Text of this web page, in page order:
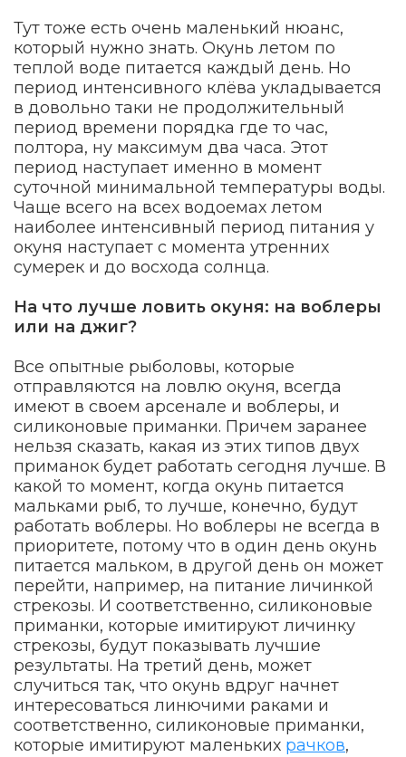
Тут тоже есть очень маленький нюанс,
который нужно знать. Окунь летом по
теплой воде питается каждый день. Но
период интенсивного клёва укладывается
в довольно таки не продолжительный
период времени порядка где то час,
полтора, ну максимум два часа. Этот
период наступает именно в момент
суточной минимальной температуры воды.
Чаще всего на всех водоемах летом
наиболее интенсивный период питания у
окуня наступает с момента утренних
сумерек и до восхода солнца.
На что лучше ловить окуня: на воблеры
или на джиг?
Все опытные рыболовы, которые
отправляются на ловлю окуня, всегда
имеют в своем арсенале и воблеры, и
силиконовые приманки. Причем заранее
нельзя сказать, какая из этих типов двух
приманок будет работать сегодня лучше. В
какой то момент, когда окунь питается
мальками рыб, то лучше, конечно, будут
работать воблеры. Но воблеры не всегда в
приоритете, потому что в один день окунь
питается мальком, в другой день он может
перейти, например, на питание личинкой
стрекозы. И соответственно, силиконовые
приманки, которые имитируют личинку
стрекозы, будут показывать лучшие
результаты. На третий день, может
случиться так, что окунь вдруг начнет
интересоваться линючими раками и
соответственно, силиконовые приманки,
которые имитируют маленьких рачков,